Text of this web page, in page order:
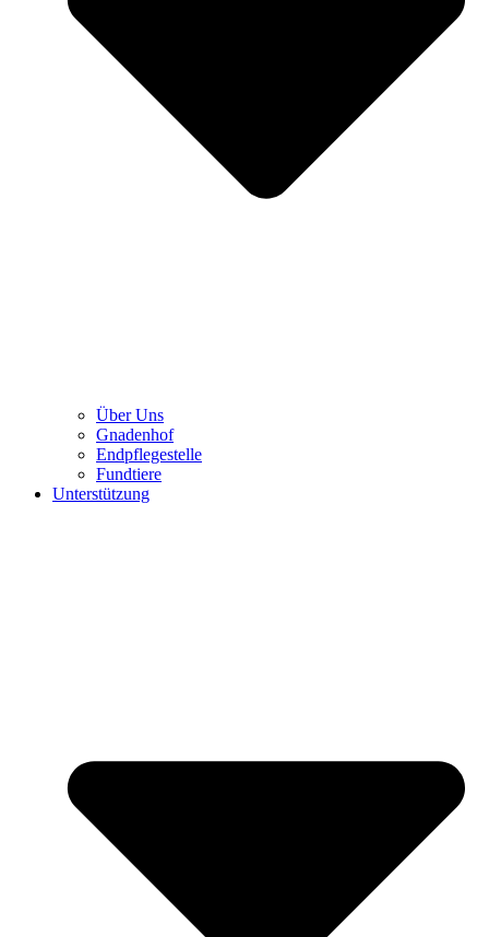
Über Uns
Gnadenhof
Endpflegestelle
Fundtiere
Unterstützung